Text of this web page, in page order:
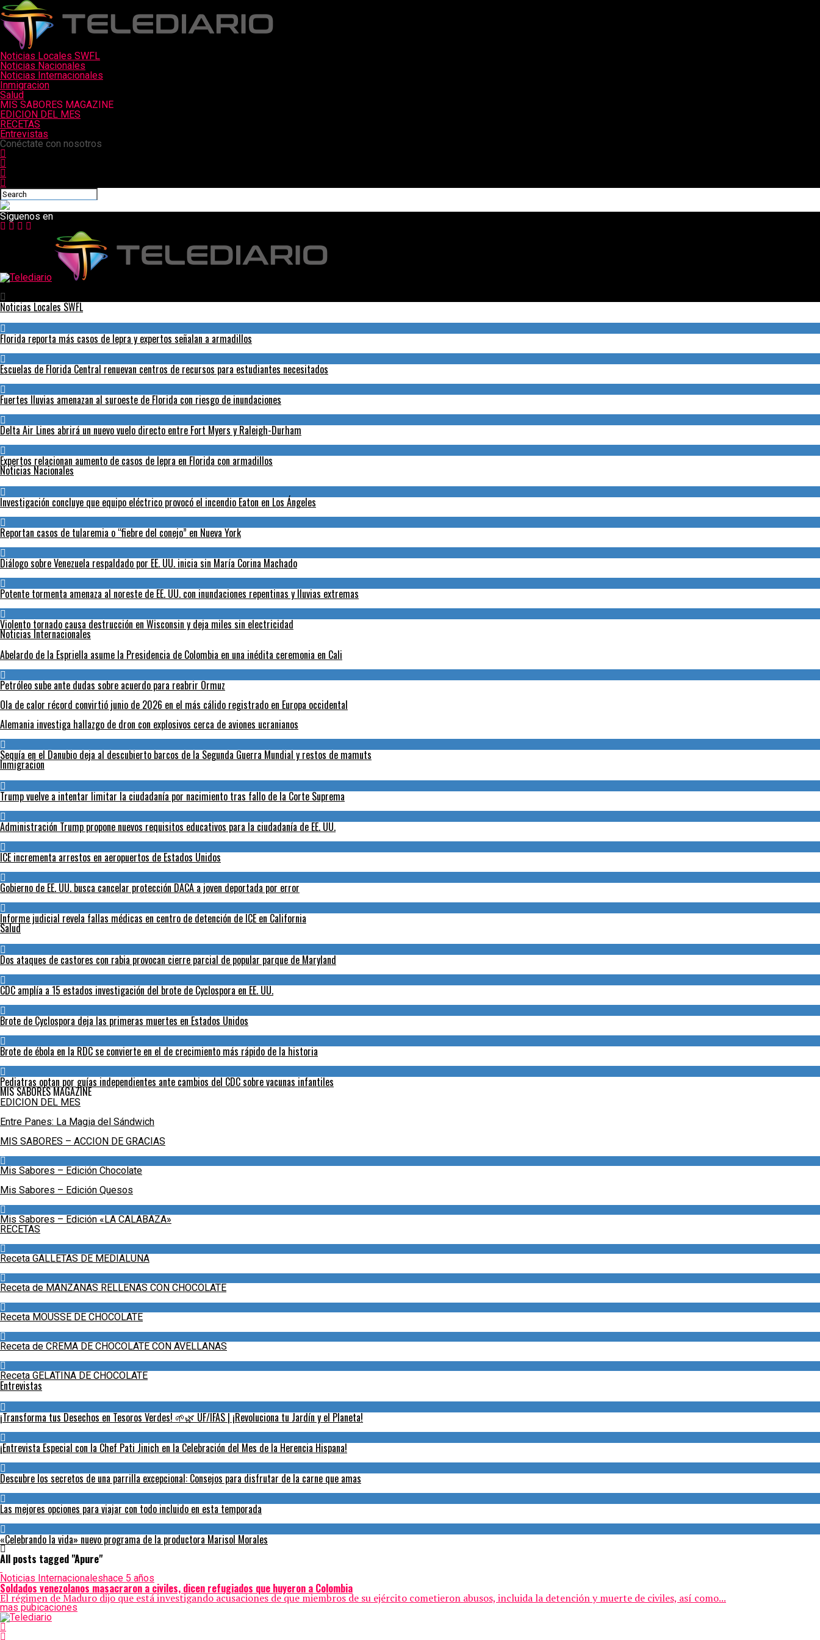
Noticias Locales SWFL
Noticias Nacionales
Noticias Internacionales
Inmigracion
Salud
MIS SABORES MAGAZINE
EDICION DEL MES
RECETAS
Entrevistas
Conéctate con nosotros
Siguenos en
Noticias Locales SWFL
Florida reporta más casos de lepra y expertos señalan a armadillos
Escuelas de Florida Central renuevan centros de recursos para estudiantes necesitados
Fuertes lluvias amenazan al suroeste de Florida con riesgo de inundaciones
Delta Air Lines abrirá un nuevo vuelo directo entre Fort Myers y Raleigh-Durham
Expertos relacionan aumento de casos de lepra en Florida con armadillos
Noticias Nacionales
Investigación concluye que equipo eléctrico provocó el incendio Eaton en Los Ángeles
Reportan casos de tularemia o “fiebre del conejo” en Nueva York
Diálogo sobre Venezuela respaldado por EE. UU. inicia sin María Corina Machado
Potente tormenta amenaza al noreste de EE. UU. con inundaciones repentinas y lluvias extremas
Violento tornado causa destrucción en Wisconsin y deja miles sin electricidad
Noticias Internacionales
Abelardo de la Espriella asume la Presidencia de Colombia en una inédita ceremonia en Cali
Petróleo sube ante dudas sobre acuerdo para reabrir Ormuz
Ola de calor récord convirtió junio de 2026 en el más cálido registrado en Europa occidental
Alemania investiga hallazgo de dron con explosivos cerca de aviones ucranianos
Sequía en el Danubio deja al descubierto barcos de la Segunda Guerra Mundial y restos de mamuts
Inmigracion
Trump vuelve a intentar limitar la ciudadanía por nacimiento tras fallo de la Corte Suprema
Administración Trump propone nuevos requisitos educativos para la ciudadanía de EE. UU.
ICE incrementa arrestos en aeropuertos de Estados Unidos
Gobierno de EE. UU. busca cancelar protección DACA a joven deportada por error
Informe judicial revela fallas médicas en centro de detención de ICE en California
Salud
Dos ataques de castores con rabia provocan cierre parcial de popular parque de Maryland
CDC amplía a 15 estados investigación del brote de Cyclospora en EE. UU.
Brote de Cyclospora deja las primeras muertes en Estados Unidos
Brote de ébola en la RDC se convierte en el de crecimiento más rápido de la historia
Pediatras optan por guías independientes ante cambios del CDC sobre vacunas infantiles
MIS SABORES MAGAZINE
EDICION DEL MES
Entre Panes: La Magia del Sándwich
MIS SABORES – ACCION DE GRACIAS
Mis Sabores – Edición Chocolate
Mis Sabores – Edición Quesos
Mis Sabores – Edición «LA CALABAZA»
RECETAS
Receta GALLETAS DE MEDIALUNA
Receta de MANZANAS RELLENAS CON CHOCOLATE
Receta MOUSSE DE CHOCOLATE
Receta de CREMA DE CHOCOLATE CON AVELLANAS
Receta GELATINA DE CHOCOLATE
Entrevistas
¡Transforma tus Desechos en Tesoros Verdes! 🌱🌿 UF/IFAS | ¡Revoluciona tu Jardín y el Planeta!
¡Entrevista Especial con la Chef Pati Jinich en la Celebración del Mes de la Herencia Hispana!
Descubre los secretos de una parrilla excepcional: Consejos para disfrutar de la carne que amas
Las mejores opciones para viajar con todo incluido en esta temporada
«Celebrando la vida» nuevo programa de la productora Marisol Morales
All posts tagged "Apure"
Noticias Internacionaleshace 5 años
Soldados venezolanos masacraron a civiles, dicen refugiados que huyeron a Colombia
El régimen de Maduro dijo que está investigando acusaciones de que miembros de su ejército cometieron abusos, incluida la detención y muerte de civiles, así como...
mas pubicaciones